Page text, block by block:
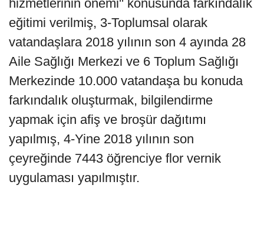
hizmetlerinin önemi'' konusunda farkındalık
eğitimi verilmiş, 3-Toplumsal olarak
vatandaşlara 2018 yılının son 4 ayında 28
Aile Sağlığı Merkezi ve 6 Toplum Sağlığı
Merkezinde 10.000 vatandaşa bu konuda
farkındalık oluşturmak, bilgilendirme
yapmak için afiş ve broşür dağıtımı
yapılmış, 4-Yine 2018 yılının son
çeyreğinde 7443 öğrenciye flor vernik
uygulaması yapılmıştır.